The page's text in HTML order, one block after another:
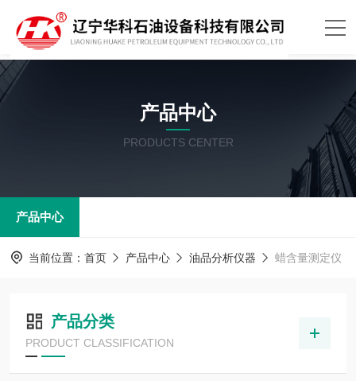
产品中心
PRODUCTS CENTER
产品中心
当前位置： 首页 产品中心 油品分析仪器 蜡含量测定仪
产品分类
PRODUCT CLASSIFICATION